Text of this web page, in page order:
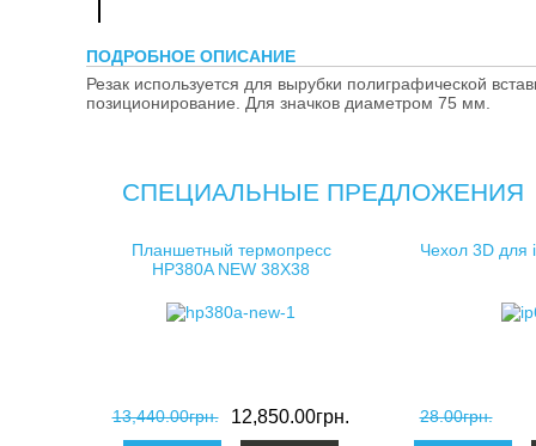
ПОДРОБНОЕ ОПИСАНИЕ
Резак используется для вырубки полиграфической
позиционирование. Для значков диаметром 75 мм.
СПЕЦИАЛЬНЫЕ ПРЕДЛОЖЕНИЯ
Планшетный термопресс
HP380A NEW 38X38
13,440.00грн. 12,850.00грн.
Чехол 3D для
28.00грн.